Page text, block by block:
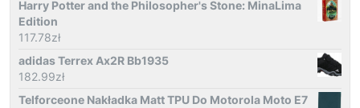
Harry Potter and the Philosopher's Stone: MinaLima
Edition
117.78zł
adidas Terrex Ax2R Bb1935
182.99zł
Telforceone Nakładka Matt TPU Do Motorola Moto E7